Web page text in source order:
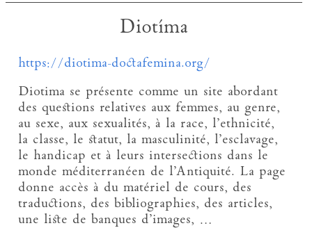
Diotíma
https://diotima-doctafemina.org/
Diotima se présente comme un site abordant
des questions relatives aux femmes, au genre,
au sexe, aux sexualités, à la race, l’ethnicité,
la classe, le statut, la masculinité, l’esclavage,
le handicap et à leurs intersections dans le
monde méditerranéen de l’Antiquité. La page
donne accès à du matériel de cours, des
traductions, des bibliographies, des articles,
une liste de banques d’images, …